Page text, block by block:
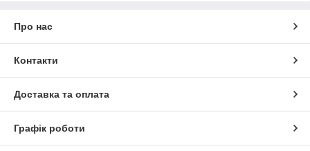
Про нас
Контакти
Доставка та оплата
Графік роботи